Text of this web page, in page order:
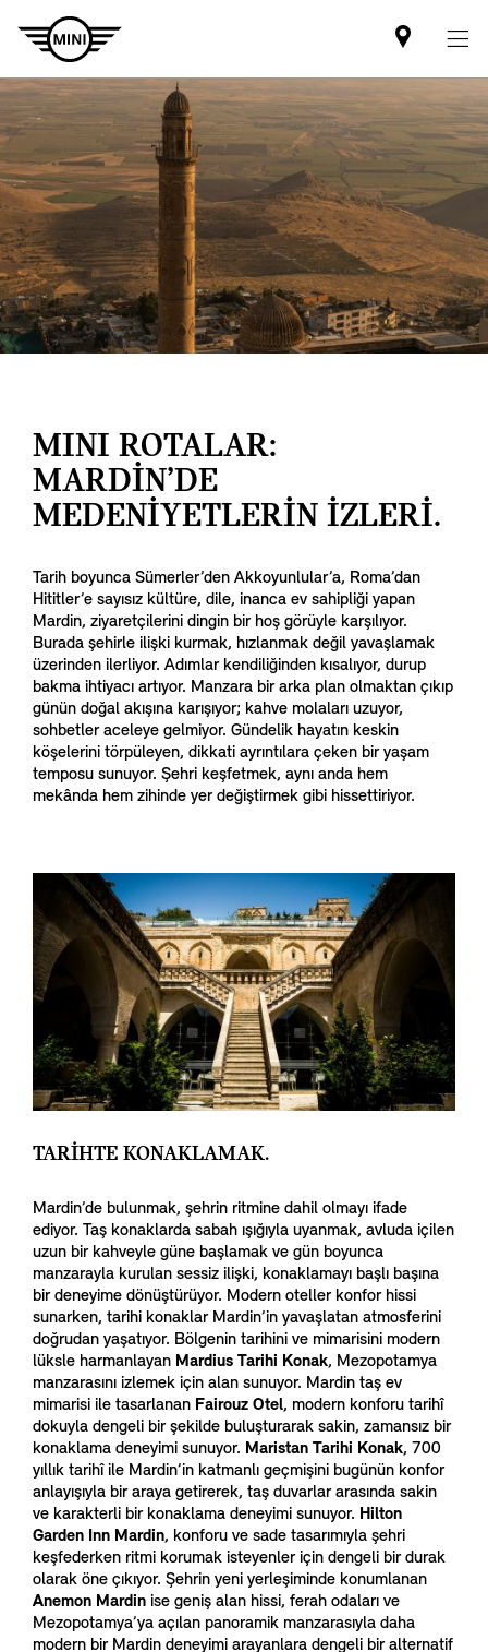
Mini
dealer
partner
MINI ROTALAR:
MARDİN’DE
MEDENİYETLERİN İZLERİ.
Tarih boyunca Sümerler’den Akkoyunlular’a, Roma’dan
Hititler’e sayısız kültüre, dile, inanca ev sahipliği yapan
Mardin, ziyaretçilerini dingin bir hoş görüyle karşılıyor.
Burada şehirle ilişki kurmak, hızlanmak değil yavaşlamak
üzerinden ilerliyor. Adımlar kendiliğinden kısalıyor, durup
bakma ihtiyacı artıyor. Manzara bir arka plan olmaktan çıkıp
günün doğal akışına karışıyor; kahve molaları uzuyor,
sohbetler aceleye gelmiyor. Gündelik hayatın keskin
köşelerini törpüleyen, dikkati ayrıntılara çeken bir yaşam
temposu sunuyor. Şehri keşfetmek, aynı anda hem
mekânda hem zihinde yer değiştirmek gibi hissettiriyor.
TARİHTE KONAKLAMAK.
Mardin’de bulunmak, şehrin ritmine dahil olmayı ifade
ediyor. Taş konaklarda sabah ışığıyla uyanmak, avluda içilen
uzun bir kahveyle güne başlamak ve gün boyunca
manzarayla kurulan sessiz ilişki, konaklamayı başlı başına
bir deneyime dönüştürüyor. Modern oteller konfor hissi
sunarken, tarihi konaklar Mardin’in yavaşlatan atmosferini
doğrudan yaşatıyor. Bölgenin tarihini ve mimarisini modern
lüksle harmanlayan Mardius Tarihi Konak, Mezopotamya
manzarasını izlemek için alan sunuyor. Mardin taş ev
mimarisi ile tasarlanan Fairouz Otel, modern konforu tarihî
dokuyla dengeli bir şekilde buluşturarak sakin, zamansız bir
konaklama deneyimi sunuyor. Maristan Tarihi Konak, 700
yıllık tarihî ile Mardin’in katmanlı geçmişini bugünün konfor
anlayışıyla bir araya getirerek, taş duvarlar arasında sakin
ve karakterli bir konaklama deneyimi sunuyor. Hilton
Garden Inn Mardin, konforu ve sade tasarımıyla şehri
keşfederken ritmi korumak isteyenler için dengeli bir durak
olarak öne çıkıyor. Şehrin yeni yerleşiminde konumlanan
Anemon Mardin ise geniş alan hissi, ferah odaları ve
Mezopotamya’ya açılan panoramik manzarasıyla daha
modern bir Mardin deneyimi arayanlara dengeli bir alternatif